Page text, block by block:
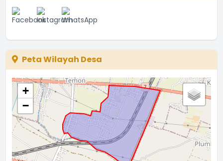
Peta Wilayah Desa
+
−